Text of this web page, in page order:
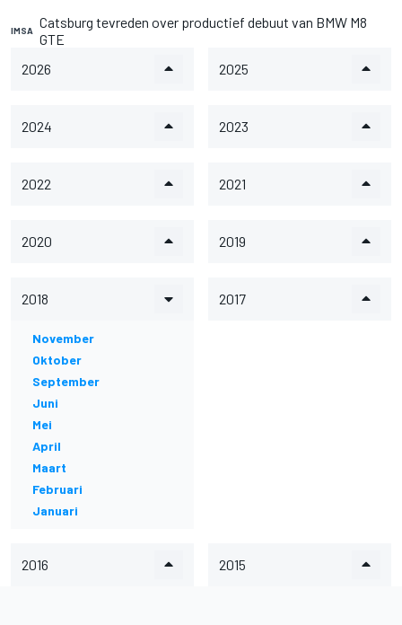
IMSA
Catsburg tevreden over productief debuut van BMW M8
GTE
2026
2025
2024 2023
2022 2021
2020 2019
2018
November
Oktober
September
Juni
Mei
April
Maart
Februari
Januari
2017
2016 2015